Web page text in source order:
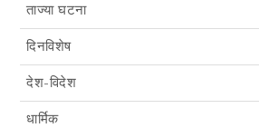
ताज्या घटना
दिनविशेष
देश-विदेश
धार्मिक